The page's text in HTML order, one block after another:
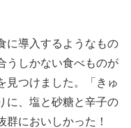
に導入するようなもの
うしかない食べものが
見つけました。「きゅ
に、塩と砂糖と辛子の
群においしかった！